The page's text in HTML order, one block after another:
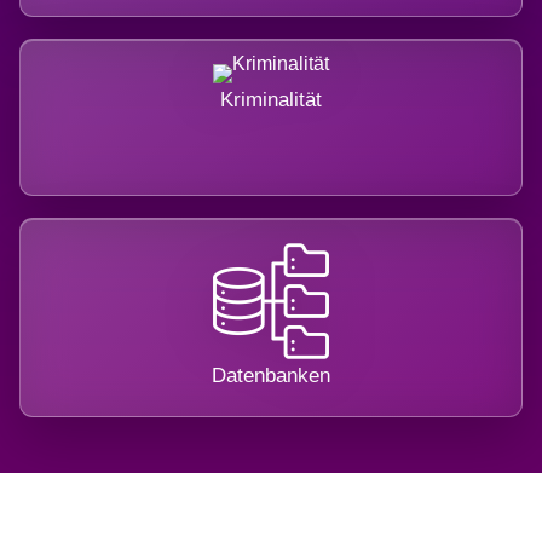
Kriminalität
Datenbanken